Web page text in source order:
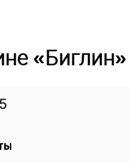
«Биглин»